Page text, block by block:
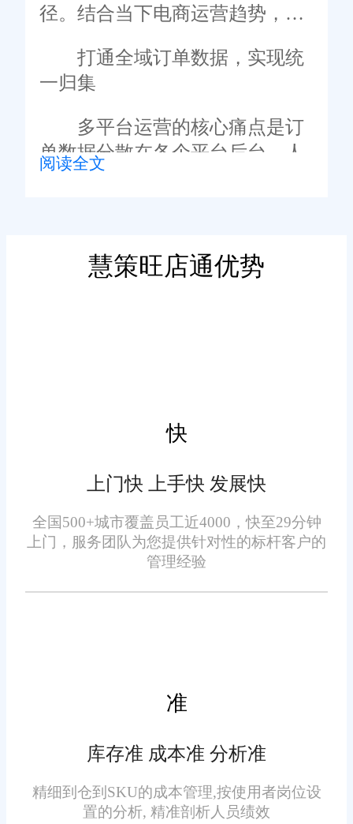
径。结合当下电商运营趋势，可
效率，适配不同规模电商企业的
运营需求。
打通全域订单数据，实现统
一归集
多平台运营的核心痛点是订
单数据分散在各个平台后台，人
工汇总统计耗时费力，且容易出
订单的自动抓取、统一归集，所
有平台的新订单、待发货订单、
人工拆分合并订单容易出错，且
处理效率比较低。成熟的电商
ERP具备智能订单处理能力，可
根据商家设置的规则，自动完成
同类订单合并、跨品订单拆分、
预售订单锁单等操作。
联动仓储发货，缩短履约周
商ERP可实现订单与仓储环节的
统可自动推送发货指令至仓储
端，智能分配拣货任务、规划拣
货路径，仓储人员可快速完成拣
纠纷率
阅读全文
慧策旺店通优势
快
上门快 上手快 发展快
全国500+城市覆盖员工近4000，快至29分钟
上门，服务团队为您提供针对性的标杆客户的
管理经验
准
库存准 成本准 分析准
精细到仓到SKU的成本管理,按使用者岗位设
置的分析, 精准剖析人员绩效